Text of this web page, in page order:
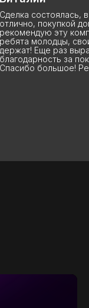
Данную компанию
покупаю у них уже
что хочу сказать:
вы лучшие, я бы
высшем уровне,
машины до сделки
дальнейшей